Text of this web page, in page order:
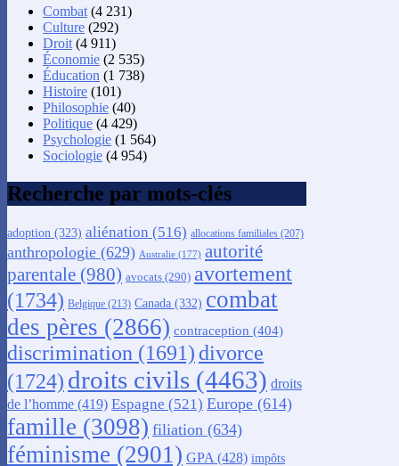
Combat (4 231)
Culture (292)
Droit (4 911)
Économie (2 535)
Éducation (1 738)
Histoire (101)
Philosophie (40)
Politique (4 429)
Psychologie (1 564)
Sociologie (4 954)
Recherche par mots-clés
adoption (323) aliénation (516) allocations familiales (207)
anthropologie (629) Australie (177) autorité
parentale (980) avocats (290) avortement
(1734) Belgique (213) Canada (332) combat
des pères (2866) contraception (404)
discrimination (1691) divorce
(1724) droits civils (4463) droits
de l’homme (419) Espagne (521) Europe (614)
famille (3098) filiation (634)
féminisme (2901) GPA (428) impôts